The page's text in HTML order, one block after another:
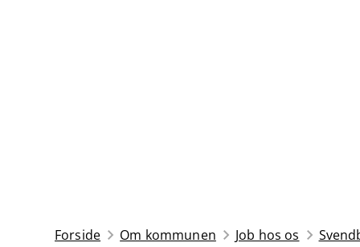
Forside Om kommunen Job hos os